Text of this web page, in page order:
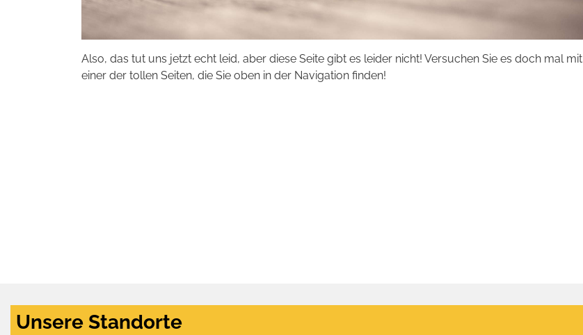
Also, das tut uns jetzt echt leid, aber diese Seite gibt es leider nicht! Versuchen Sie es doch mal mit
einer der tollen Seiten, die Sie oben in der Navigation finden!
Unsere Standorte